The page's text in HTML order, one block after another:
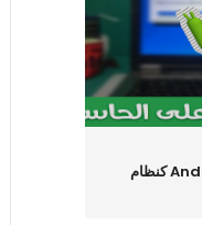
كيفية تثبيت Android 5.02 Lollipop كنظام